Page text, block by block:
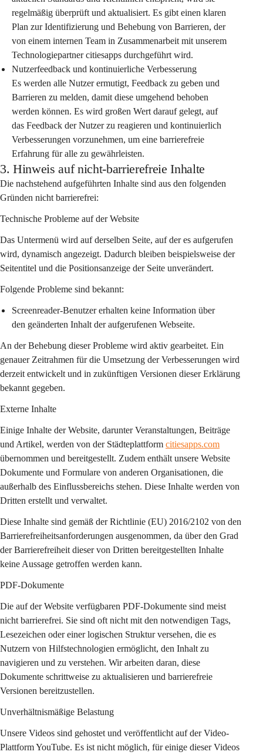
regelmäßig überprüft und aktualisiert. Es gibt einen klaren
Plan zur Identifizierung und Behebung von Barrieren, der
von einem internen Team in Zusammenarbeit mit unserem
Technologiepartner citiesapps durchgeführt wird.
Nutzerfeedback und kontinuierliche Verbesserung
Es werden alle Nutzer ermutigt, Feedback zu geben und
Barrieren zu melden, damit diese umgehend behoben
werden können. Es wird großen Wert darauf gelegt, auf
das Feedback der Nutzer zu reagieren und kontinuierlich
Verbesserungen vorzunehmen, um eine barrierefreie
Erfahrung für alle zu gewährleisten.
3. Hinweis auf nicht-barrierefreie Inhalte
Die nachstehend aufgeführten Inhalte sind aus den folgenden
Gründen nicht barrierefrei:
Technische Probleme auf der Website
Das Untermenü wird auf derselben Seite, auf der es aufgerufen
wird, dynamisch angezeigt. Dadurch bleiben beispielsweise der
Seitentitel und die Positionsanzeige der Seite unverändert.
Folgende Probleme sind bekannt:
Screenreader-Benutzer erhalten keine Information über
den geänderten Inhalt der aufgerufenen Webseite.
An der Behebung dieser Probleme wird aktiv gearbeitet. Ein
genauer Zeitrahmen für die Umsetzung der Verbesserungen wird
derzeit entwickelt und in zukünftigen Versionen dieser Erklärung
bekannt gegeben.
Externe Inhalte
Einige Inhalte der Website, darunter Veranstaltungen, Beiträge
und Artikel, werden von der Städteplattform citiesapps.com
übernommen und bereitgestellt. Zudem enthält unsere Website
Dokumente und Formulare von anderen Organisationen, die
außerhalb des Einflussbereichs stehen. Diese Inhalte werden von
Dritten erstellt und verwaltet.
Diese Inhalte sind gemäß der Richtlinie (EU) 2016/2102 von den
Barrierefreiheitsanforderungen ausgenommen, da über den Grad
der Barrierefreiheit dieser von Dritten bereitgestellten Inhalte
keine Aussage getroffen werden kann.
PDF-Dokumente
Die auf der Website verfügbaren PDF-Dokumente sind meist
nicht barrierefrei. Sie sind oft nicht mit den notwendigen Tags,
Lesezeichen oder einer logischen Struktur versehen, die es
Nutzern von Hilfstechnologien ermöglicht, den Inhalt zu
navigieren und zu verstehen. Wir arbeiten daran, diese
Dokumente schrittweise zu aktualisieren und barrierefreie
Versionen bereitzustellen.
Unverhältnismäßige Belastung
Unsere Videos sind gehostet und veröffentlicht auf der Video-
Plattform YouTube. Es ist nicht möglich, für einige dieser Videos